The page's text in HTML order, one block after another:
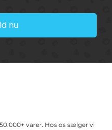
nu
varer. Hos os sælger vi